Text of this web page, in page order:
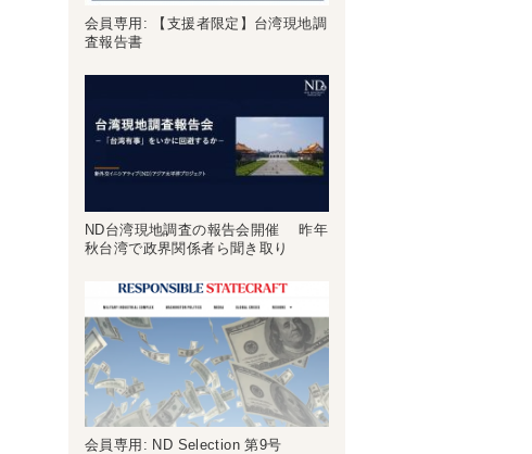
会員専用: 【支援者限定】台湾現地調
査報告書
ND台湾現地調査の報告会開催 昨年
秋台湾で政界関係者ら聞き取り
会員専用: ND Selection 第9号